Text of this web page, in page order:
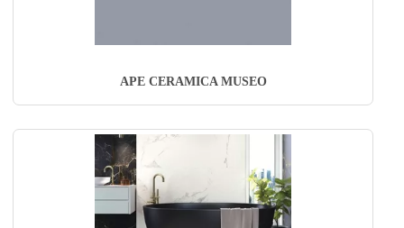
APE CERAMICA MUSEO